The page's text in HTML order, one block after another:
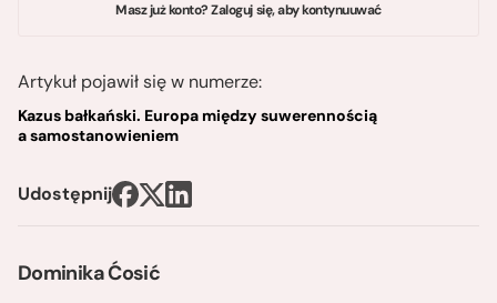
Dominika Ćosić
Masz już konto? Zaloguj się, aby kontynuuwać
Artykuł pojawił się w numerze:
Kazus bałkański. Europa między suwerennością
a samostanowieniem
Udostępnij